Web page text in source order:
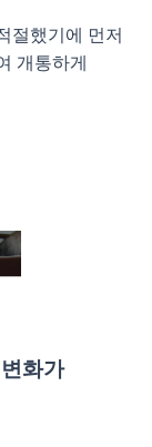
절했기에 먼저
개통하게
화가